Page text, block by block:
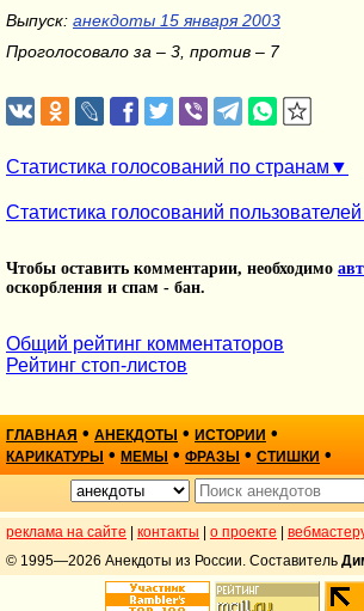
Выпуск: анекдоты 15 января 2003
Проголосовало за – 3, против – 7
Статистика голосований по странам
Статистика голосований пользователей
Чтобы оставить комментарии, необходимо
оскорбления и спам - бан.
Общий рейтинг комментаторов
Рейтинг стоп-листов
ГЛАВНАЯ • АНЕКДОТЫ • ИСТОРИИ •
КАРИКАТУРЫ • МЕМЫ • ФРАЗЫ • СТИШКИ •
реклама на сайте контакты о проекте
© 1995—2026 Анекдоты из России. Составитель